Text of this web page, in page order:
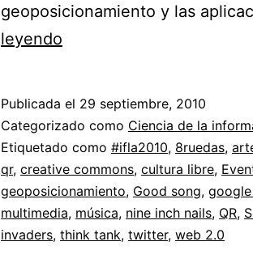
geoposicionamiento y las
leyendo
Geoposicionamiento
Publicada el 29 septiembre, 2010
Categorizado como Ciencia de la
Etiquetado como #ifla2010, 8ruedas,
qr, creative commons, cultura libre,
geoposicionamiento, Good song,
multimedia, música, nine inch nails, QR,
invaders, think tank, twitter, web 2.0